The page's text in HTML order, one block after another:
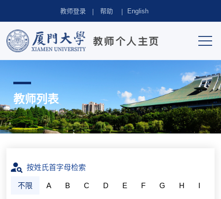
教师登录 帮助 English
教师列表
按姓氏首字母检索
不限 A B C D E F G H I